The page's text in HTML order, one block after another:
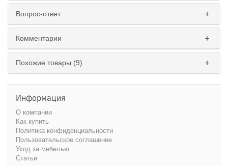
Вопрос-ответ
Комментарии
Похожие товары (9)
Информация
О компании
Как купить
Политика конфиденциальности
Пользовательское соглашение
Уход за мебелью
Статьи